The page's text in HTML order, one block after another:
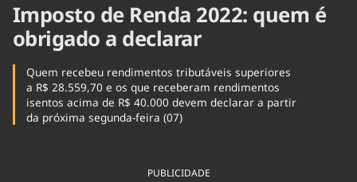
Imposto de Renda 2022: quem é
obrigado a declarar
Quem recebeu rendimentos tributáveis superiores
a R$ 28.559,70 e os que receberam rendimentos
isentos acima de R$ 40.000 devem declarar a partir
da próxima segunda-feira (07)
PUBLICIDADE